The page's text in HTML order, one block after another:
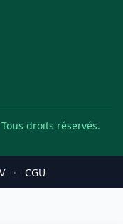
droits réservés.
· CGU